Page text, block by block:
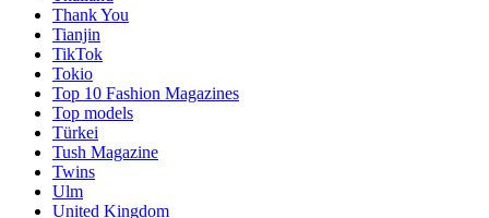
Thank You
Tianjin
TikTok
Tokio
Top 10 Fashion Magazines
Top models
Türkei
Tush Magazine
Twins
Ulm
United Kingdom